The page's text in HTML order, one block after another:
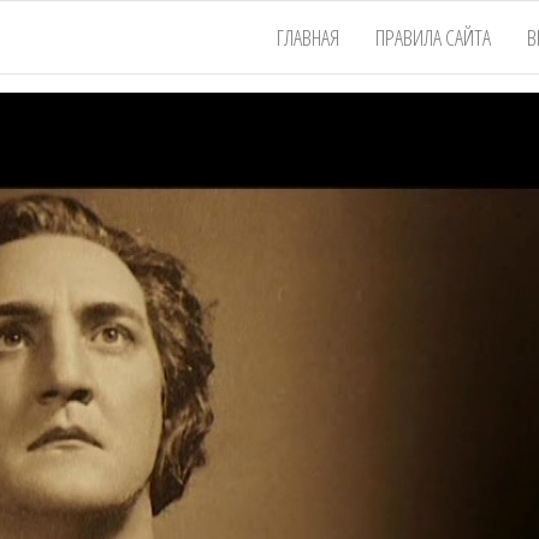
ГЛАВНАЯ ПРАВИЛА САЙТА